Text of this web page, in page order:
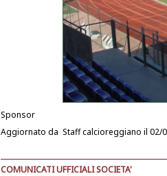
Sponsor
Aggiornato da Staff calcioreggiano il 02/
COMUNICATI UFFICIALI SOCIETA'